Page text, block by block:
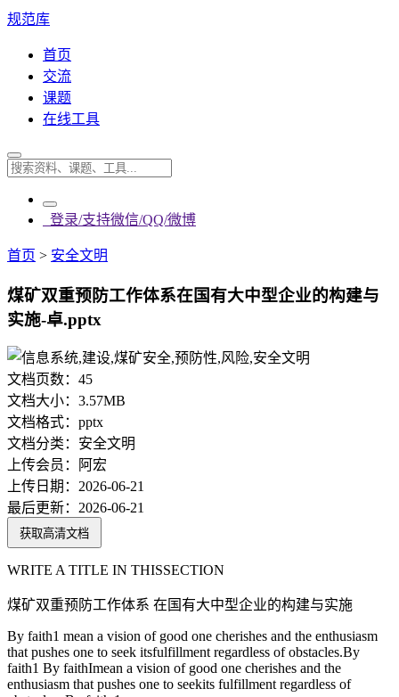
规范库
首页
交流
课题
在线工具
登录/支持微信/QQ/微博
首页 > 安全文明
煤矿双重预防工作体系在国有大中型企业的构建与
实施-卓.pptx
文档页数： 45
文档大小： 3.57MB
文档格式： pptx
文档分类： 安全文明
上传会员：
阿宏
上传日期： 2026-06-21
最后更新： 2026-06-21
获取高清文档
WRITE A TITLE IN THISSECTION
煤矿双重预防工作体系 在国有大中型企业的构建与实施
By faith1 mean a vision of good one cherishes and the enthusiasm
that pushes one to seek itsfulfillment regardless of obstacles.By
faith1 By faithImean a vision of good one cherishes and the
enthusiasm that pushes one to seekits fulfillment regardless of